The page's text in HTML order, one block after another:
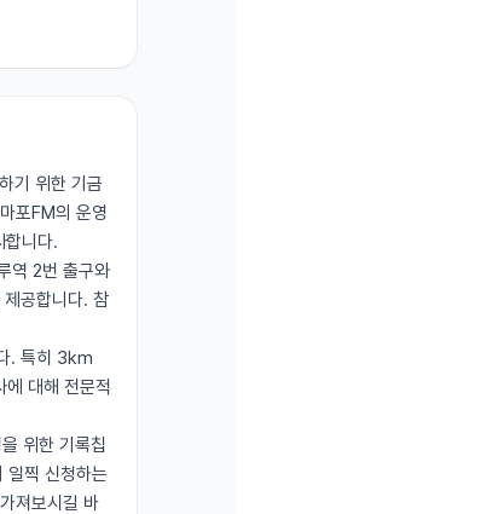
기 위한 기금
포FM의 운영
합니다.
역 2번 출구와
공합니다. 참
. 특히 3km
에 대해 전문적
위한 기록칩
일찍 신청하는
져보시길 바